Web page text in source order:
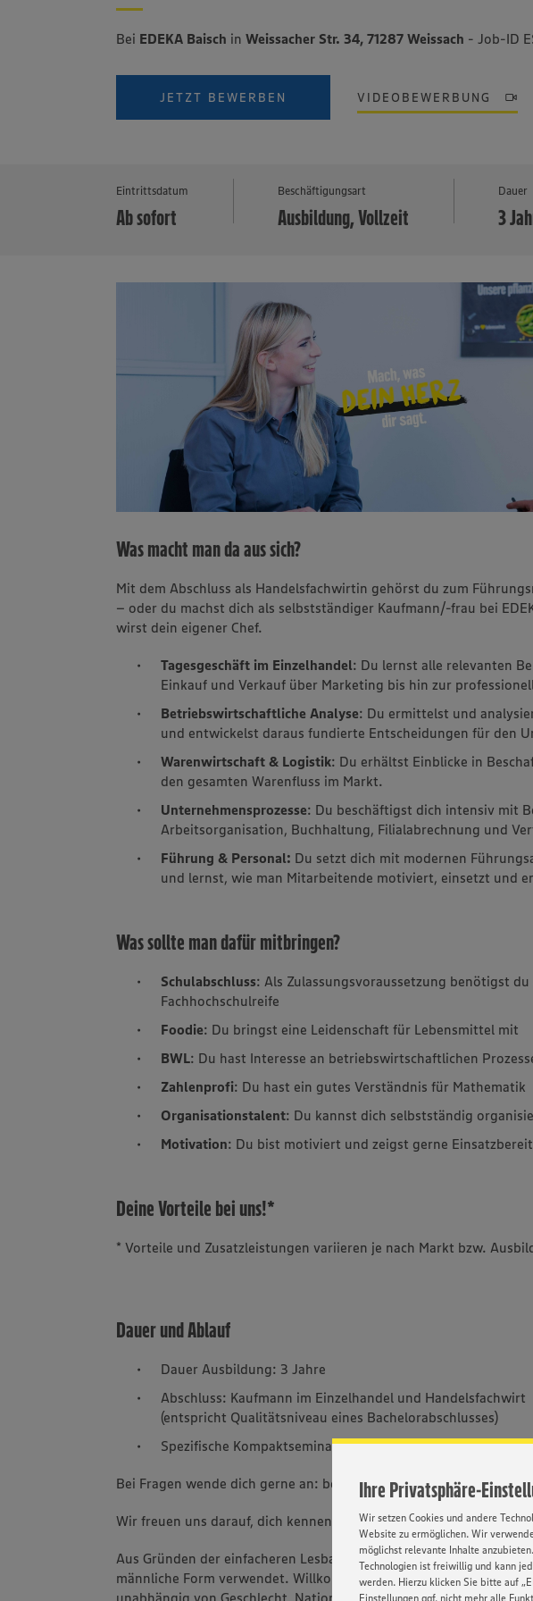
Ihre Privatsphäre-
Wir setzen Cookies und andere
Website zu ermöglichen. Wir
möglichst relevante Inhalte
Technologien ist freiwillig und kann
werden. Hierzu klicken Sie bitte auf
Einstellungen ggf. nicht mehr alle
Bei EDEKA Baisch inWeissacher Str. 34, 71287 Weissach - Job-ID
JETZT BEWERBEN VIDEOBEWERBUNG
Eintrittsdatum
Ab sofort
Beschäftigungsart
Ausbildung, Vollzeit
Dauer
3
Was macht man da aus sich?
Mit dem Abschluss als Handelsfachwirtin gehörst du zum
– oder du machst dich als selbstständiger Kaufmann/-frau bei
wirst dein eigener Chef.
Tagesgeschäft im Einzelhandel: Du lernst alle relevanten
Einkauf und Verkauf über Marketing bis hin zur
Betriebswirtschaftliche Analyse: Du ermittelst und
und entwickelst daraus fundierte Entscheidungen für den
Warenwirtschaft & Logistik: Du erhältst Einblicke in
den gesamten Warenfluss im Markt.
Unternehmensprozesse: Du beschäftigst dich intensiv mit
Arbeitsorganisation, Buchhaltung, Filialabrechnung und
Führung & Personal: Du setzt dich mit modernen
und lernst, wie man Mitarbeitende motiviert, einsetzt und
Was sollte man dafür mitbringen?
Schulabschluss: Als Zulassungsvoraussetzung benötigst
Fachhochschulreife
Foodie: Du bringst eine Leidenschaft für Lebensmittel mit
BWL: Du hast Interesse an betriebswirtschaftlichen
Zahlenprofi: Du hast ein gutes Verständnis für Mathematik
Organisationstalent: Du kannst dich selbstständig
Motivation: Du bist motiviert und zeigst gerne
Deine Vorteile bei uns!*
* Vorteile und Zusatzleistungen variieren je nach Markt bzw.
Dauer und Ablauf
Dauer Ausbildung: 3 Jahre
Abschluss: Kaufmann im Einzelhandel und Handelsfachwirt
(entspricht Qualitätsniveau eines Bachelorabschlusses)
Spezifische Kompaktseminare statt Berufsschule
Bei Fragen wende dich gerne an: bewerbung@edeka-suedwest.de
Wir freuen uns darauf, dich kennenzulernen!
Aus Gründen der einfacheren Lesbarkeit wird im Textverlauf nur die
männliche Form verwendet. Willkommen sind bei uns alle
unabhängig von Geschlecht, Nationalität, ethnischer und sozialer